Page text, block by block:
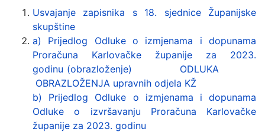
Usvajanje zapisnika s 18. sjednice Županijske
skupštine
a) Prijedlog Odluke o izmjenama i dopunama
Proračuna Karlovačke županije za 2023.
godinu (obrazloženje)
ODLUKA
OBRAZLOŽENJA upravnih odjela KŽ
b) Prijedlog Odluke o izmjenama i dopunama
Odluke o izvršavanju Proračuna Karlovačke
županije za 2023. godinu